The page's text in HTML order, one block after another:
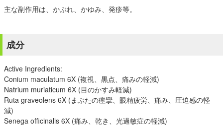
主な副作用は、かぶれ、かゆみ、発疹等。
成分
Active Ingredients:
Conium maculatum 6X (複視、黒点、痛みの軽減)
Natrium muriaticum 6X (目のかすみ軽減)
Ruta graveolens 6X (まぶたの痙攣、眼精疲労、痛み、圧迫感の軽
減)
Senega officinalis 6X (痛み、乾き、光過敏症の軽減)